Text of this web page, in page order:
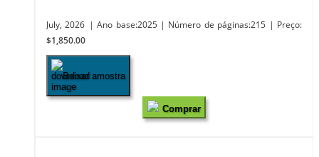
July, 2026 | Ano base:2025 | Número de páginas:215 | Preço:
$1,850.00
Baixar amostra
Comprar